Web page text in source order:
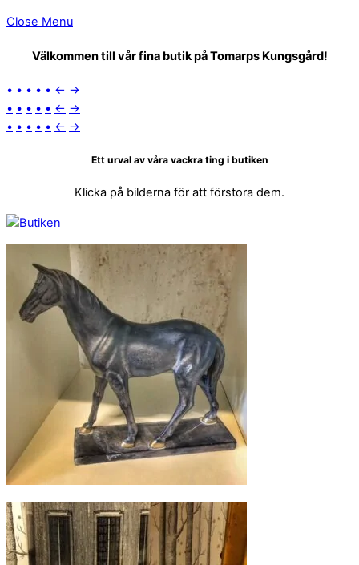
Close Menu
Välkommen till vår fina butik på Tomarps Kungsgård!
• • • • • ← →
• • • • • ← →
• • • • • ← →
Ett urval av våra vackra ting i butiken
Klicka på bilderna för att förstora dem.